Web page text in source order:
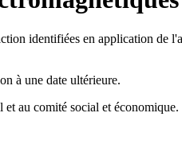
identifiées en application de
à une date ultérieure.
au comité social et économique.